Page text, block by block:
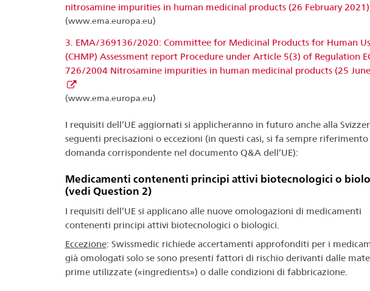
nitrosamine impurities in human medicinal products (26 February 2021)
(www.ema.europa.eu)
3. EMA/369136/2020: Committee for Medicinal Products for Human
(CHMP) Assessment report Procedure under Article 5(3) of Regulation
726/2004 Nitrosamine impurities in human medicinal products (25
(www.ema.europa.eu)
I requisiti dell’UE aggiornati si applicheranno in futuro anche alla
seguenti precisazioni o eccezioni (in questi casi, si fa sempre riferimento
domanda corrispondente nel documento Q&A dell’UE):
Medicamenti contenenti principi attivi biotecnologici o
(vedi Question 2)
I requisiti dell’UE si applicano alle nuove omologazioni di medicamenti
contenenti principi attivi biotecnologici o biologici.
Eccezione: Swissmedic richiede accertamenti approfonditi per i
già omologati solo se sono presenti fattori di rischio derivanti dalle
prime utilizzate («ingredients») o dalle condizioni di fabbricazione.